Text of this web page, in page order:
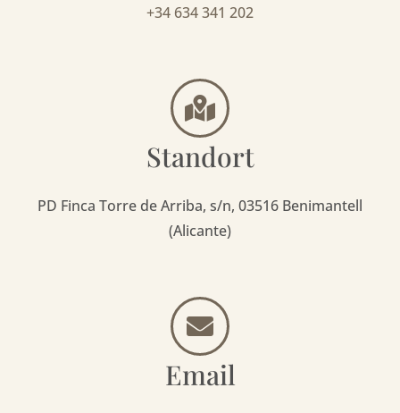
+34 634 341 202
Standort
PD Finca Torre de Arriba, s/n, 03516 Benimantell
(Alicante)
Email